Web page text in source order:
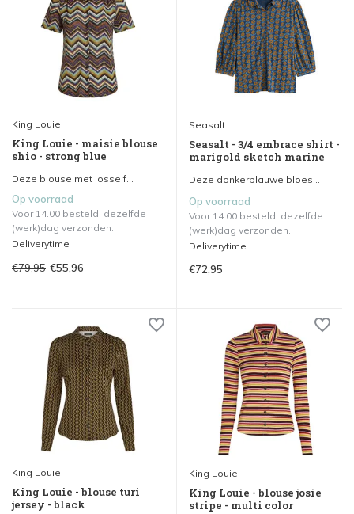
King Louie
King Louie - maisie blouse
shio - strong blue
Deze blouse met losse f...
Op voorraad
Voor 14.00 besteld, dezelfde
(werk)dag verzonden.
Deliverytime
€79,95 €55,96
Seasalt
Seasalt - 3/4 embrace shirt -
marigold sketch marine
Deze donkerblauwe bloes...
Op voorraad
Voor 14.00 besteld, dezelfde
(werk)dag verzonden.
Deliverytime
€72,95
King Louie
King Louie - blouse turi
jersey - black
King Louie
King Louie - blouse josie
stripe - multi color